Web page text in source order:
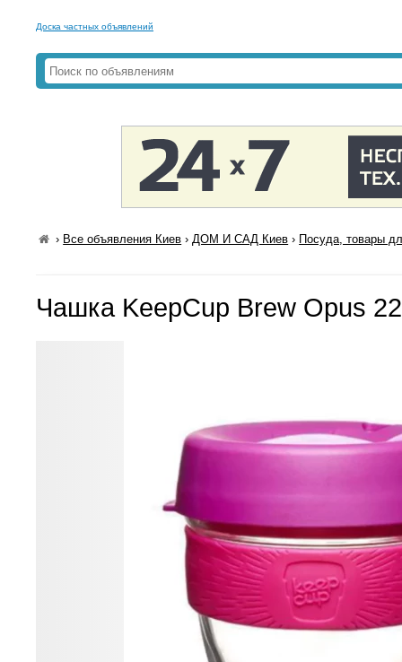
Доска частных объявлений
› Все объявления Киев ›ДОМ И САД Киев › Посуда, товары
Чашка KeepCup Brew Opus